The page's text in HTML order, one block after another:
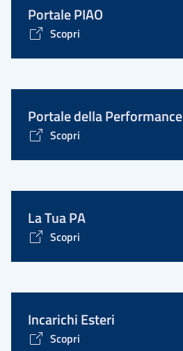
Portale PIAO
Scopri
Portale della Performance
Scopri
La Tua PA
Scopri
Incarichi Esteri
Scopri